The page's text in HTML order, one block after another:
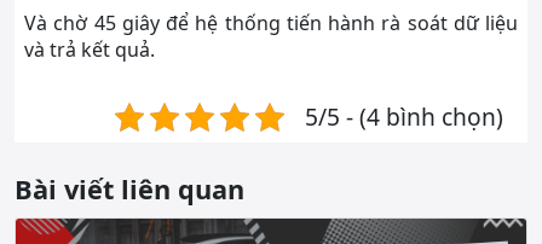
Và chờ 45 giây để hệ thống tiến hành rà soát dữ liệu
và trả kết quả.
5/5 - (4 bình chọn)
Bài viết liên quan